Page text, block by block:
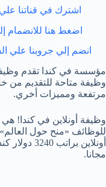
اشترك في قناتنا
اضغط هنا
انضم إلي جروبنا علي
وظيفة متاحة للتقديم من
مرتفعة ومميزات أخري.
وظيفة أونلاين في كندا!
للوظائف «منح حول
أونلاين
مجانا.